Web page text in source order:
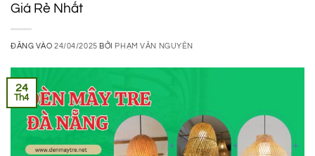
Giá Rẻ Nhất
ĐĂNG VÀO24/04/2025 BỞI PHẠM VĂN NGUYÊN
24
Th4